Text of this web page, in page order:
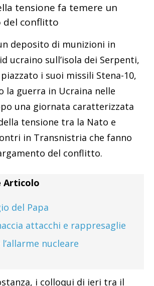
tensione fa temere un
del conflitto
deposito di munizioni in
ucraino sull’isola dei Serpenti,
i suoi missili Stena-10,
la guerra in Ucraina nelle
una giornata caratterizzata
tensione tra la Nato e
in Transnistria che fanno
del conflitto.
Articolo
del Papa
attacchi e rappresaglie
nucleare
i colloqui di ieri tra il